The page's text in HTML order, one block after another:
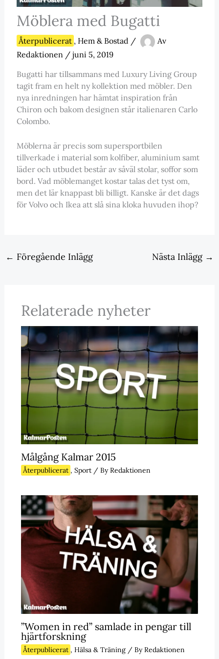
Möblera med Bugatti
Återpublicerat , Hem & Bostad /
Av
Redaktionen / juni 5, 2019
Bugatti har tillsammans med Luxury Living Group
tagit fram en helt ny kollektion med möbler. Den
nya inredningen har hämtat inspiration från
Chiron och bakom designen står italienaren Carlo
Colombo.
Möblerna är precis som supersportbilen
tillverkade i material som kolfiber, aluminium samt
läder och utbudet består av såväl stolar, soffor som
bord. Vad möblemanget kostar talas det tyst om,
men det lär knappast bli billigt. Kanske är det dags
för Volvo och Ikea att slå sina kloka huvuden ihop?
← Föregående Inlägg Nästa Inlägg →
Relaterade nyheter
Målgång Kalmar 2015
Återpublicerat , Sport/ ByRedaktionen
”Women in red” samlade in pengar till
hjärtforskning
Återpublicerat , Hälsa & Träning/ ByRedaktionen